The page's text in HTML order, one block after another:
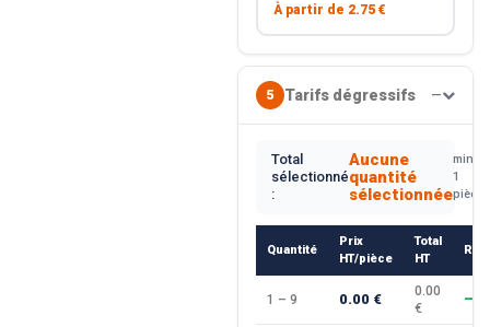
À partir de 2.75 €
5 Tarifs dégressifs —
Total
sélectionné
:
Aucune
quantité
sélectionnée
min.
1
pièce
Quantité
Prix
HT/pièce
Total
HT
1 – 9 0.00 €
0.00
€
—